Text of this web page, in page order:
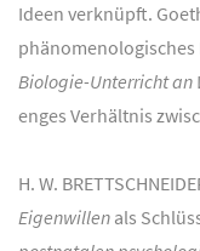
Ideen verknüpft.
Biologie-Unterricht an
enges Verhältnis
H. W.
Eigenwillen als